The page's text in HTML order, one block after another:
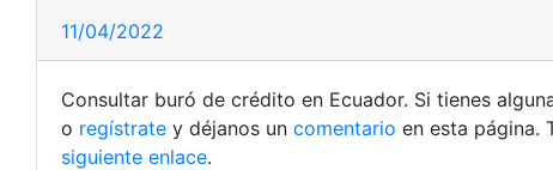
11/04/2022
Consultar buró de crédito en Ecuador. Si tienes
o regístrate y déjanos un comentario en esta página.
siguiente enlace.